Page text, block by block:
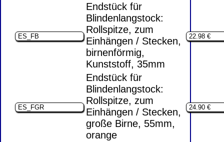
Endstück für
Blindenlangstock:
Rollspitze, zum
Einhängen / Stecken,
birnenförmig,
Kunststoff, 35mm
Endstück für
Blindenlangstock:
Rollspitze, zum
Einhängen / Stecken,
große Birne, 55mm,
orange